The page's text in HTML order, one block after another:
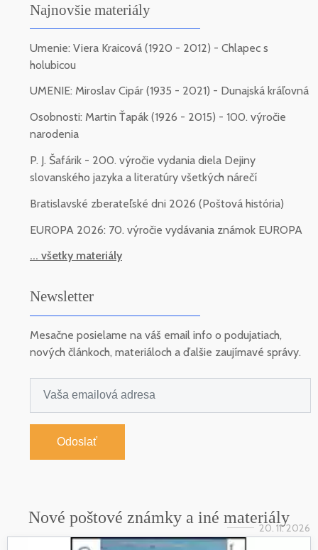
Najnovšie materiály
Umenie: Viera Kraicová (1920 - 2012) - Chlapec s
holubicou
UMENIE: Miroslav Cipár (1935 - 2021) - Dunajská kráľovná
Osobnosti: Martin Ťapák (1926 - 2015) - 100. výročie
narodenia
P. J. Šafárik - 200. výročie vydania diela Dejiny
slovanského jazyka a literatúry všetkých nárečí
Bratislavské zberateľské dni 2026 (Poštová história)
EUROPA 2026: 70. výročie vydávania známok EUROPA
... všetky materiály
Newsletter
Mesačne posielame na váš email info o podujatiach,
nových článkoch, materiáloch a ďalšie zaujímavé správy.
Odoslať
Nové poštové známky a iné materiály
20. 11. 2026